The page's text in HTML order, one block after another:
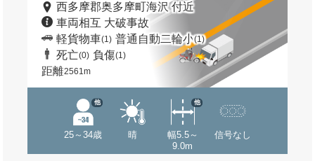
西多摩郡奥多摩町海沢 付近
車両相互 大破事故
軽貨物車(1) 普通自動二輪小(1)
死亡(0) 負傷(1)
距離2561m
25～34歳
他
晴
幅5.5～
9.0m
他
信号なし